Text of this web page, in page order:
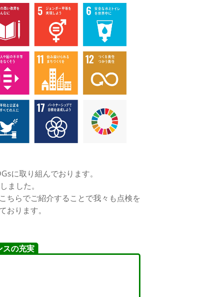
に取り組んでおります。
ました。
ちらでご紹介することで我々も点検を
ります。
スの充実